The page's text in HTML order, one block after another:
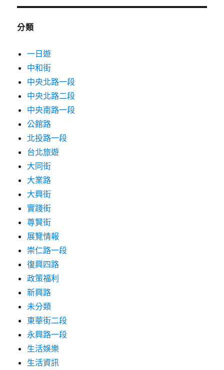
鍵
分類
一日遊
中和街
中央北路一段
中央北路二段
中央南路一段
公館路
北投路一段
台北旅遊
大同街
大業路
大興街
實踐街
尊賢街
展覽情報
崇仁路一段
復興四路
政策福利
新興路
未分類
東華街二段
永興路一段
生活娛樂
生活資訊